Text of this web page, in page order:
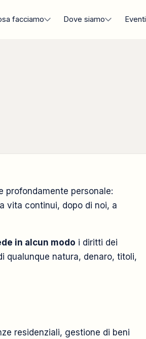
facciamo Dove siamo Eventi
profondamente personale:
vita continui, dopo di noi, a
in alcun modo i diritti dei
qualunque natura, denaro, titoli,
residenziali, gestione di beni